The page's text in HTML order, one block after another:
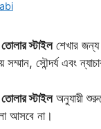
স্টাইলশেখার জন্য
সম্মান, সৌন্দর্য এবং
স্টাইলঅনুযায়ী
আসবে না।